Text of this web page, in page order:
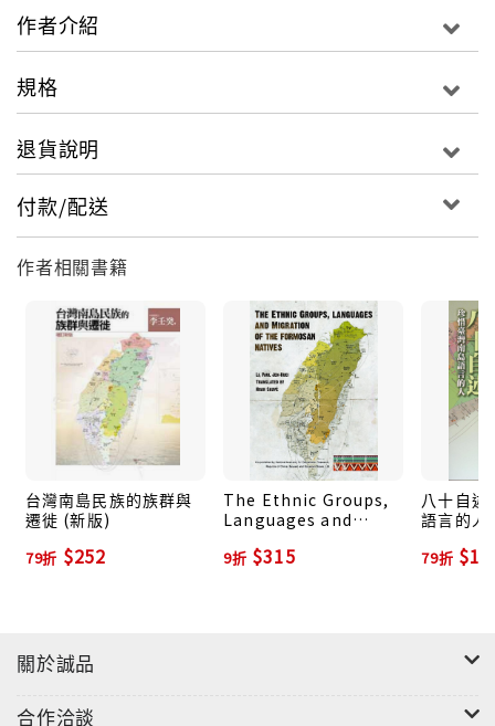
的）；（二）保存許多古語的特徵。因此，國際上各派
理論的建立、比較與辯駁，以及古南島語的構擬，都必
語言的資料和現象。
紀荷蘭傳教士到台灣來以後，才為西拉雅和法佛朗
從明鄭王朝到清代，二百多年間並沒有留下多少語言資
料。直至日治時期，才由小川尚義開啟台灣南島語言的
研究大門，之後陸續有淺井惠倫、土田滋等人的投入。
畢生鑽研台灣南島語言的中研院院士李壬癸，正是當前
此一領域最具代表性的學者，本書收錄了他近年來的十
餘篇文章，可以代表其較近和較新的看法。李院士針對
台灣南島語言的重要性、研究傳統、方法論、諸語言的
關聯、歌謠及危機等議題，一一提出了權威性的看法。
這些見解都曾以英文發表在國際知名的期刊上，得到國
際學界的高度重視與討論，現經由作者本人親自改寫，
以較淺顯易懂的中文呈現在讀者面前。
閱讀這些文章，我們既能看見奔走各地，搶救採集一息
尚存的瀕危語言，比較研究彼此關聯的研究者身影，也
名「珍惜台灣南島語言」，就是希望讀者能經由認識台
作者介紹
規格
退貨說明
付款/配送
作者相關書籍
台灣南島民族的族群與
遷徙 (新版)
79折 $252
The Ethnic Groups,
Languages and
Formosan Natives
9折 $315
八十自述
語言的人
79折
關於誠品
合作洽談